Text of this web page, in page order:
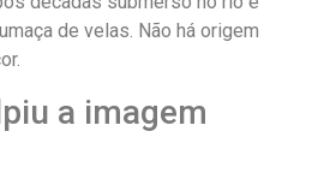
de velas. Não há origem
a imagem